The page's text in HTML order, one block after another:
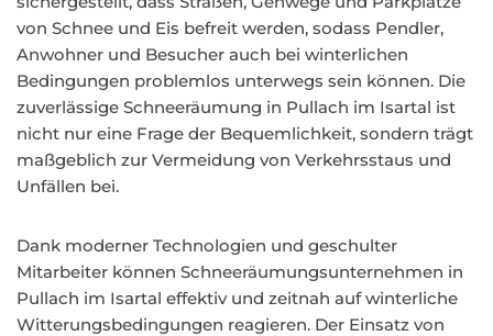
von Schnee und Eis befreit werden, sodass Pendler,
Anwohner und Besucher auch bei winterlichen
Bedingungen problemlos unterwegs sein können. Die
zuverlässige Schneeräumung in Pullach im Isartal ist
nicht nur eine Frage der Bequemlichkeit, sondern trägt
maßgeblich zur Vermeidung von Verkehrsstaus und
Unfällen bei.
Dank moderner Technologien und geschulter
Mitarbeiter können Schneeräumungsunternehmen in
Pullach im Isartal effektiv und zeitnah auf winterliche
Witterungsbedingungen reagieren. Der Einsatz von